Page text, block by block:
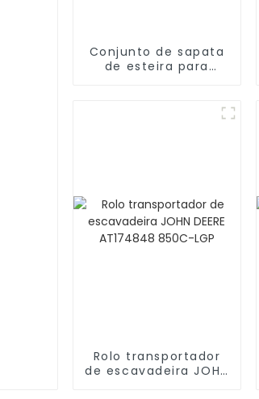
Conjunto de sapata
de esteira para
Rolo transportador
de escavadeira JOHN